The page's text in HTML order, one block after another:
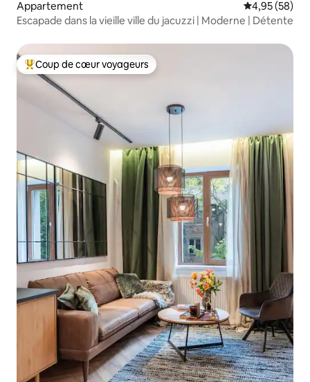
Appartement Évaluation
4,95 (58)
Escapade dans la vieille ville du jacuzzi | Moderne | Détente
Coups de cœur voyageurs les plus appréciés
Coup de cœur voyageurs